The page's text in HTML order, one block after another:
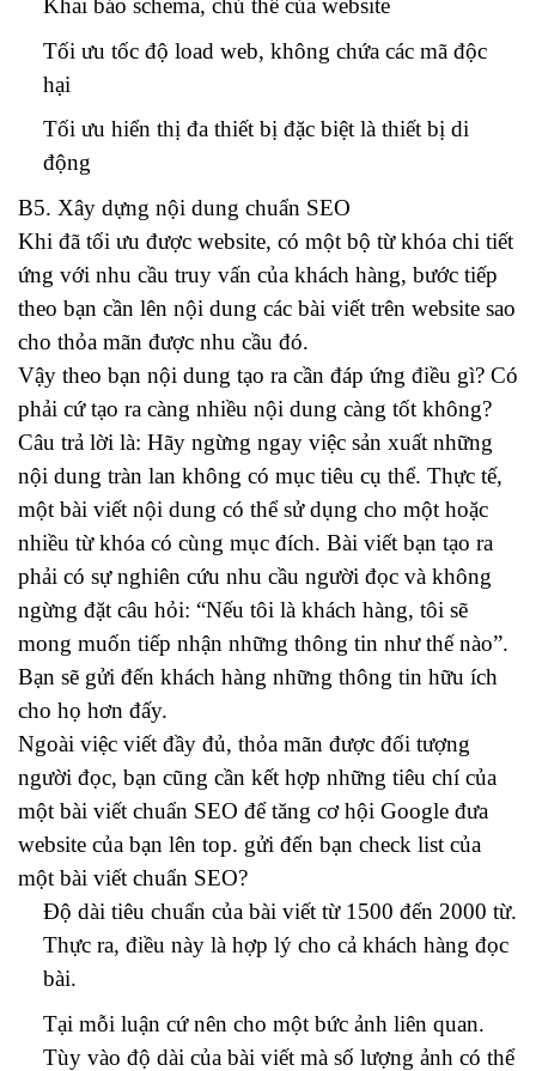
Khai báo schema, chủ thể của website
Tối ưu tốc độ load web, không chứa các mã độc
hại
Tối ưu hiển thị đa thiết bị đặc biệt là thiết bị di
động
B5. Xây dựng nội dung chuẩn SEO
Khi đã tối ưu được website, có một bộ từ khóa chi tiết
ứng với nhu cầu truy vấn của khách hàng, bước tiếp
theo bạn cần lên nội dung các bài viết trên website sao
cho thỏa mãn được nhu cầu đó.
Vậy theo bạn nội dung tạo ra cần đáp ứng điều gì? Có
phải cứ tạo ra càng nhiều nội dung càng tốt không?
Câu trả lời là: Hãy ngừng ngay việc sản xuất những
nội dung tràn lan không có mục tiêu cụ thể. Thực tế,
một bài viết nội dung có thể sử dụng cho một hoặc
nhiều từ khóa có cùng mục đích. Bài viết bạn tạo ra
phải có sự nghiên cứu nhu cầu người đọc và không
ngừng đặt câu hỏi: “Nếu tôi là khách hàng, tôi sẽ
mong muốn tiếp nhận những thông tin như thế nào”.
Bạn sẽ gửi đến khách hàng những thông tin hữu ích
cho họ hơn đấy.
Ngoài việc viết đầy đủ, thỏa mãn được đối tượng
người đọc, bạn cũng cần kết hợp những tiêu chí của
một bài viết chuẩn SEO để tăng cơ hội Google đưa
website của bạn lên top. gửi đến bạn check list của
một bài viết chuẩn SEO?
Độ dài tiêu chuẩn của bài viết từ 1500 đến 2000 từ.
Thực ra, điều này là hợp lý cho cả khách hàng đọc
bài.
Tại mỗi luận cứ nên cho một bức ảnh liên quan.
Tùy vào độ dài của bài viết mà số lượng ảnh có thể